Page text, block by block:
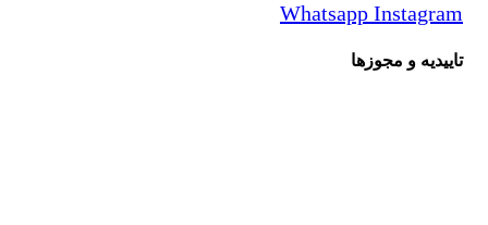
Whatsapp
و مجوزها